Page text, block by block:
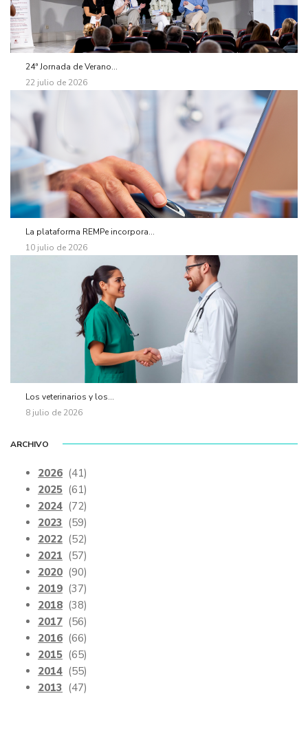
24ª Jornada de Verano...
22 julio de 2026
La plataforma REMPe incorpora...
10 julio de 2026
Los veterinarios y los...
8 julio de 2026
ARCHIVO
2026 (41)
2025 (61)
2024 (72)
2023 (59)
2022 (52)
2021 (57)
2020 (90)
2019 (37)
2018 (38)
2017 (56)
2016 (66)
2015 (65)
2014 (55)
2013 (47)